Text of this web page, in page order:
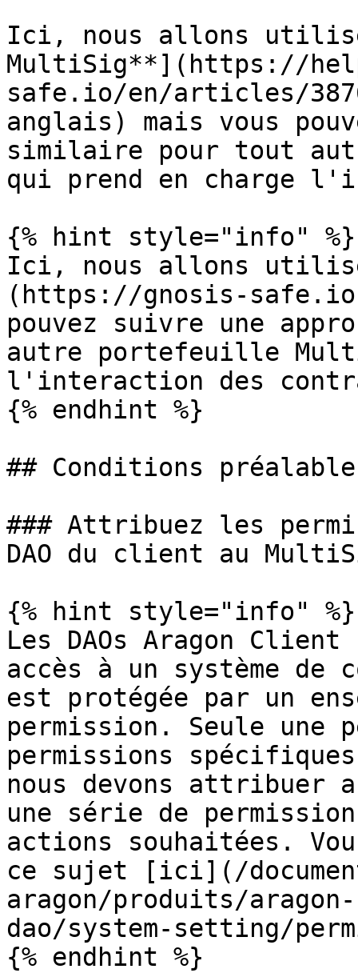
Ici, nous allons
MultiSig**](https://
safe.io/en/articles/
anglais) mais vous
similaire pour tout
qui prend en charge
{% hint style="info" %}
Ici, nous allons
(https://gnosis-
pouvez suivre une
autre portefeuille
l'interaction des
{% endhint %}
## Conditions
### Attribuez les
DAO du client au
{% hint style="info" %}
Les DAOs Aragon
accès à un système de
est protégée par un
permission. Seule une
permissions
nous devons attribuer
une série de
actions souhaitées.
ce sujet [ici](/
aragon/produits/
dao/system-setting/
{% endhint %}